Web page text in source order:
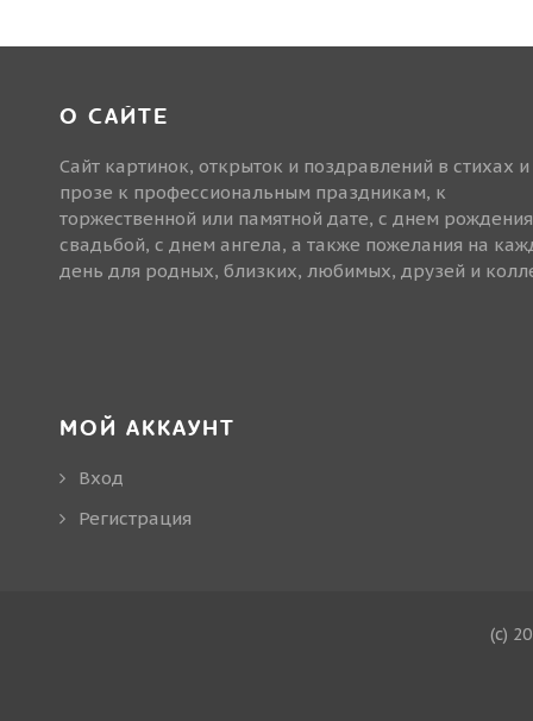
О САЙТЕ
Сайт картинок, открыток и поздравлений в стихах и
прозе к профессиональным праздникам, к
торжественной или памятной дате, с днем
свадьбой, с днем ангела, а также пожелания на
день для родных, близких, любимых, друзей и
МОЙ АККАУНТ
Вход
Регистрация
(c)